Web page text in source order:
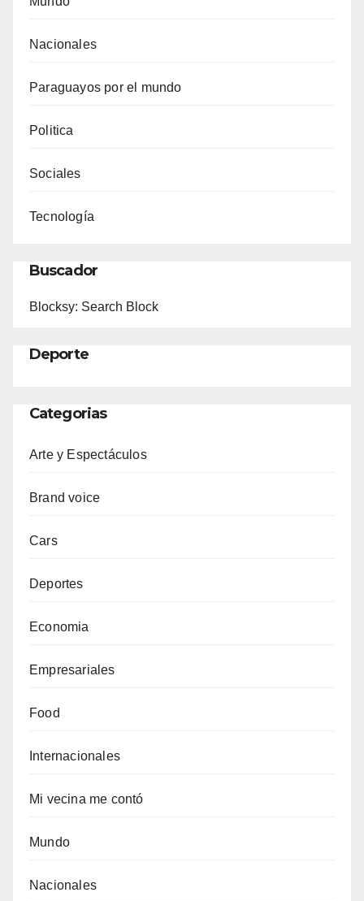
Nacionales
Paraguayos por el mundo
Politica
Sociales
Tecnología
Buscador
Blocksy: Search Block
Deporte
Categorias
Arte y Espectáculos
Brand voice
Cars
Deportes
Economia
Empresariales
Food
Internacionales
Mi vecina me contó
Mundo
Nacionales